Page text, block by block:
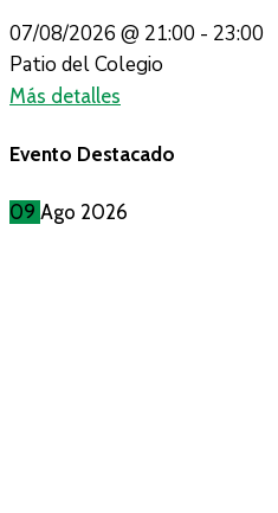
07/08/2026 @ 21:00 - 23:00
Patio del Colegio
Más detalles
Evento Destacado
09 Ago 2026